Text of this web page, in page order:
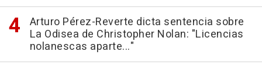
Arturo Pérez-Reverte dicta sentencia sobre
La Odisea de Christopher Nolan: "Licencias
nolanescas aparte..."